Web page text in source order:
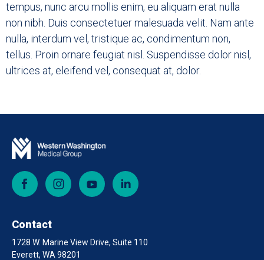
tempus, nunc arcu mollis enim, eu aliquam erat nulla
non nibh. Duis consectetuer malesuada velit. Nam ante
nulla, interdum vel, tristique ac, condimentum non,
tellus. Proin ornare feugiat nisl. Suspendisse dolor nisl,
ultrices at, eleifend vel, consequat at, dolor.
Facebook Instagram YouTube
Contact
1728 W. Marine View Drive, Suite 110
Everett, WA 98201